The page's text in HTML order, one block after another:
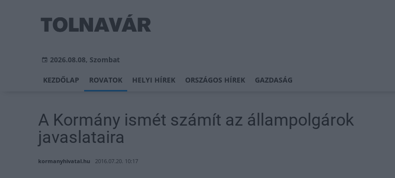
2026.08.08, Szombat
KEZDŐLAP ROVATOK HELYI HÍREK ORSZÁGOS HÍREK GAZDASÁG
A Kormány ismét számít az állampolgárok
javaslataira
kormanyhivatal.hu 2016.07.20. 10:17